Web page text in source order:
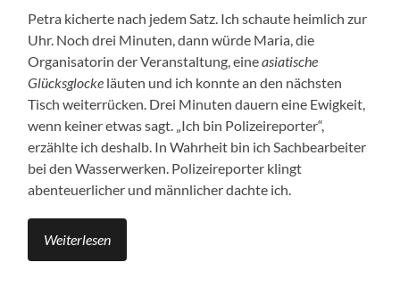
Petra kicherte nach jedem Satz. Ich schaute heimlich zur
Uhr. Noch drei Minuten, dann würde Maria, die
Organisatorin der Veranstaltung, eineasiatische
Glücksglocke läuten und ich konnte an den nächsten
Tisch weiterrücken. Drei Minuten dauern eine Ewigkeit,
wenn keiner etwas sagt. „Ich bin Polizeireporter“,
erzählte ich deshalb. In Wahrheit bin ich Sachbearbeiter
bei den Wasserwerken. Polizeireporter klingt
abenteuerlicher und männlicher dachte ich.
Weiterlesen